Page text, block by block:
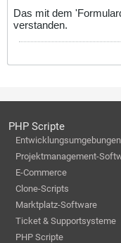
Das mit dem
verstanden.
PHP Scripte
Entwicklungsumgebungen
Projektmanagement-
E-Commerce
Clone-Scripts
Marktplatz-Software
Ticket & Supportsysteme
PHP Scripte